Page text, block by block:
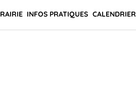
INFOS PRATIQUES CALENDRIER